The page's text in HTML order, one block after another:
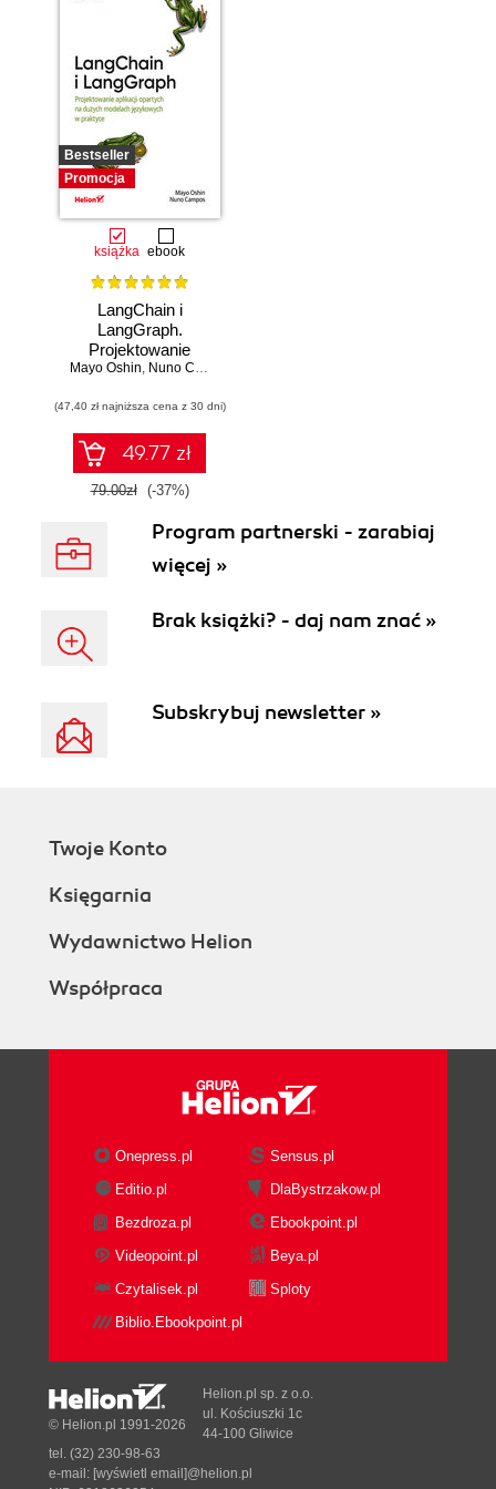
Bestseller
Promocja
książka ebook
LangChain i
LangGraph.
Projektowanie
aplikacji opartych
modelach
językowych w
praktyce
Mayo Oshin, Nuno Campos
(47,40 zł najniższa cena z 30 dni)
49.77 zł
79.00zł (-37%)
Program partnerski - zarabiaj
więcej »
Brak książki? - daj nam znać »
Subskrybuj newsletter »
Twoje Konto
Księgarnia
Wydawnictwo Helion
Współpraca
Onepress.pl
Sensus.pl
Editio.pl
DlaBystrzakow.pl
Bezdroza.pl
Ebookpoint.pl
Videopoint.pl
Beya.pl
Czytalisek.pl
Sploty
Biblio.Ebookpoint.pl
© Helion.pl 1991-2026
Helion.pl sp. z o.o.
ul. Kościuszki 1c
44-100 Gliwice
tel. (32) 230-98-63
e-mail: [wyświetl email]@helion.pl